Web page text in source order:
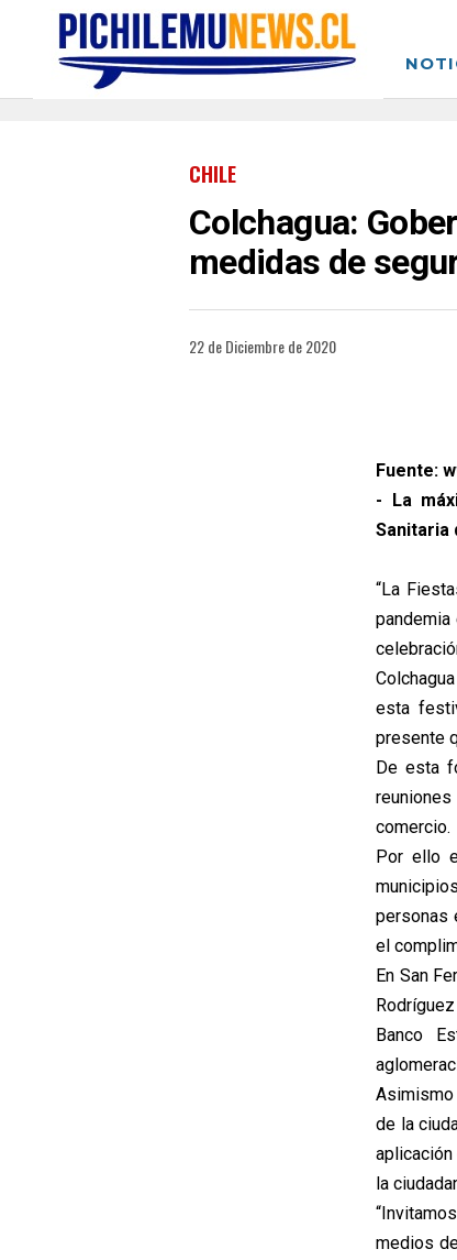
CHILE
Colchagua:
medidas de
22 de Diciembre de 2020
Fuente:
- La
Sanitaria
“La
esta
presente
De esta
comercio.
Por ello
personas
el
En San
Banco
Asimismo
de la
la
medios